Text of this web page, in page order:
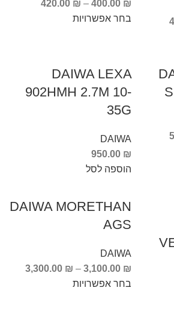
400.00 ₪
–
420.00 ₪
בחר אפשרויות
DAIWA LEXA
902HMH 2.7M 10-
35G
DAIWA
950.00 ₪
הוספה לסל
DAIWA MORETHAN
AGS
DAIWA
3,100.00 ₪
–
3,300.00 ₪
בחר אפשרויות